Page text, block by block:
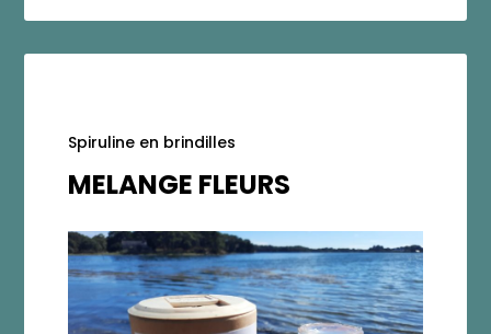
Spiruline en brindilles
MELANGE FLEURS